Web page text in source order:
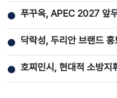
● 푸꾸옥, APEC 2027 앞
● 닥락성, 두리안 브랜드
● 호찌민시, 현대적 소방지